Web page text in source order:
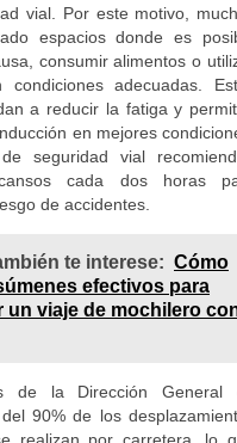
vial. Por este motivo,
espacios donde es
consumir alimentos o
condiciones adecuadas.
a reducir la fatiga y
en mejores
seguridad vial
cada dos horas
de accidentes.
te interese: Cómo
efectivos para
un viaje de mochilero
de la Dirección General
90% de los